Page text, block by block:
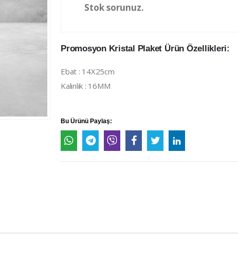
Stok sorunuz.
Promosyon Kristal Plaket Ürün Özellikleri:
Ebat : 14X25cm
Kalınlık : 16MM
Bu Ürünü Paylaş: